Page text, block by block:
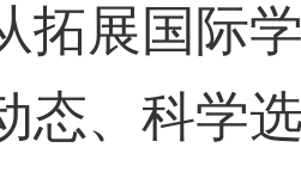
拓展国际
态、科学